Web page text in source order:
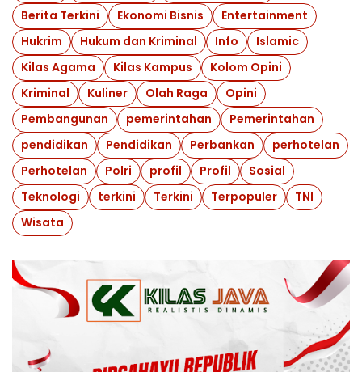
Berita Terkini
Ekonomi Bisnis
Entertainment
Hukrim
Hukum dan Kriminal Info
Islamic
Kilas Agama
Kilas Kampus
Kolom Opini
Kriminal
Kuliner Olah Raga
Opini
Pembangunan
pemerintahan
Pemerintahan
pendidikan
Pendidikan Perbankan
perhotelan
Perhotelan
Polri profil Profil
Sosial
Teknologi
terkini Terkini Terpopuler
TNI
Wisata